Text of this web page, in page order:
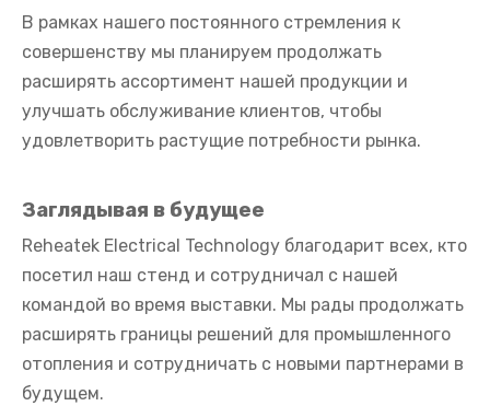
В рамках нашего постоянного стремления к
совершенству мы планируем продолжать
расширять ассортимент нашей продукции и
улучшать обслуживание клиентов, чтобы
удовлетворить растущие потребности рынка.
Заглядывая в будущее
Reheatek Electrical Technology благодарит всех, кто
посетил наш стенд и сотрудничал с нашей
командой во время выставки. Мы рады продолжать
расширять границы решений для промышленного
отопления и сотрудничать с новыми партнерами в
будущем.